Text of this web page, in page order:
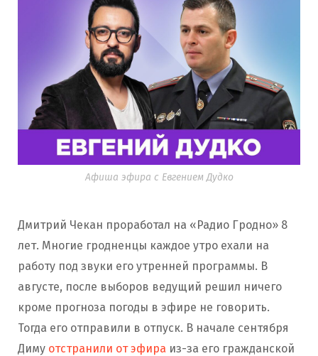
Афиша эфира с Евгением Дудко
Дмитрий Чекан проработал на «Радио Гродно» 8
лет. Многие гродненцы каждое утро ехали на
работу под звуки его утренней программы. В
августе, после выборов ведущий решил ничего
кроме прогноза погоды в эфире не говорить.
Тогда его отправили в отпуск. В начале сентября
Диму отстранили от эфира из-за его гражданской